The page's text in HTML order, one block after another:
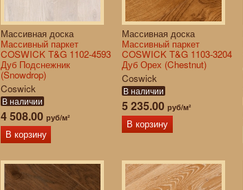
Массивная доска
Массивный паркет
COSWICK T&G 1102-4593
Дуб Подснежник
(Snowdrop)
Coswick
В наличии
4 508.00 руб/м²
В корзину
Массивная доска
Массивный паркет
COSWICK T&G 1103-3204
Дуб Орех (Chestnut)
Coswick
В наличии
5 235.00руб/м²
В корзину